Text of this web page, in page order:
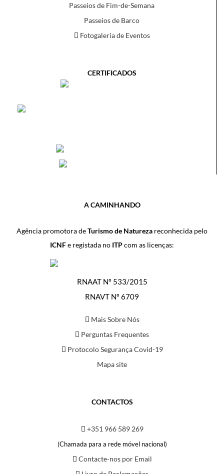
Passeios de Fim-de-Semana
Passeios de Barco
Fotogaleria de Eventos
CERTIFICADOS
A CAMINHANDO
Agência promotora deTurismo de Natureza reconhecida pelo
ICNFe registada no ITPcom as licenças:
RNAAT Nº 533/2015
RNAVT Nº 6709
Mais Sobre Nós
Perguntas Frequentes
Protocolo Segurança Covid-19
Mapa site
CONTACTOS
+351 966 589 269
(Chamada para a rede móvel nacional)
Contacte-nos por Email